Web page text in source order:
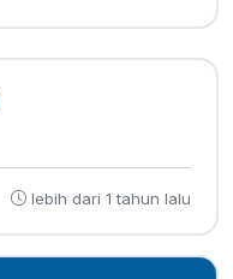
lebih dari 1 tahun lalu